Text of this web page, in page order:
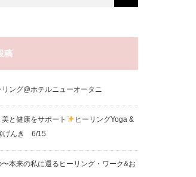
稿
ング@ホテルニューオータニ
美と健康をサポート
ヒーリングYoga &
げんき 6/15
本来の私に還るヒーリング・ワーク&お